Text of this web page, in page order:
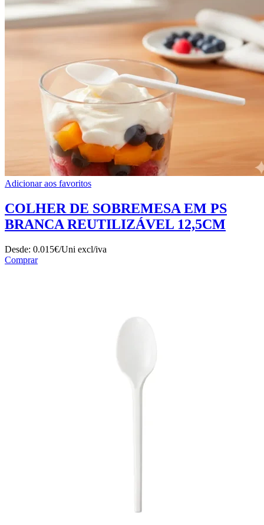
Adicionar aos favoritos
COLHER DE SOBREMESA EM PS
BRANCA REUTILIZÁVEL 12,5CM
Desde: 0.015€/Uni excl/iva
Comprar